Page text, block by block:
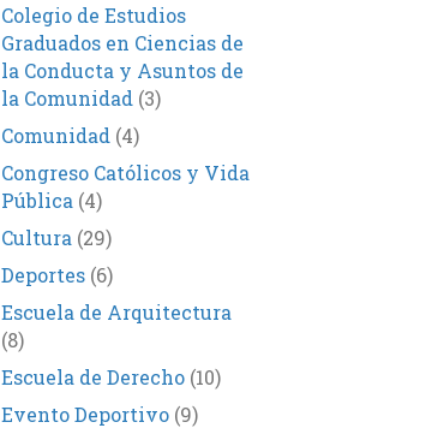
Colegio de Estudios
Graduados en Ciencias de
la Conducta y Asuntos de
la Comunidad (3)
Comunidad (4)
Congreso Católicos y Vida
Pública (4)
Cultura (29)
Deportes(6)
Escuela de Arquitectura
(8)
Escuela de Derecho(10)
Evento Deportivo(9)